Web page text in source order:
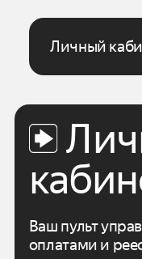
Личный
Ваш пульт
оплатами и